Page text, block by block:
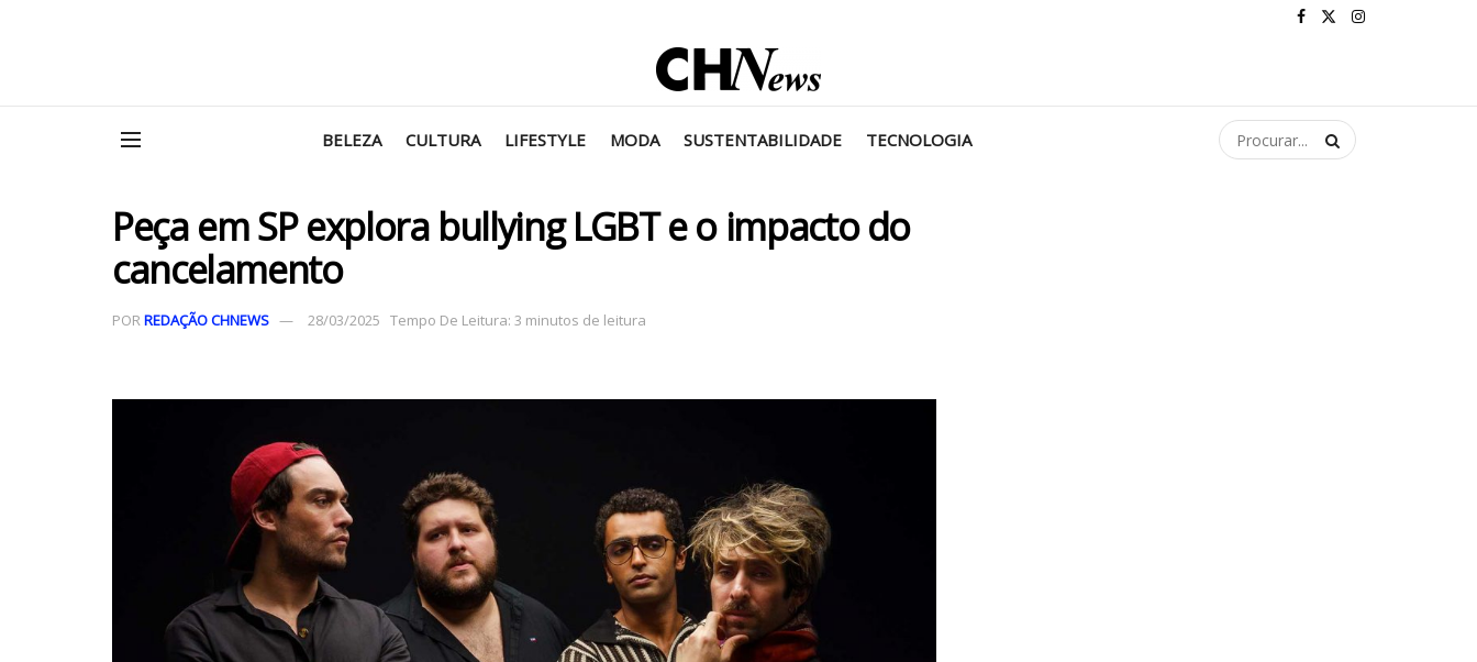
BELEZA CULTURA LIFESTYLE MODA SUSTENTABILIDADE TECNOLOGIA
Peça em SP explora bullying LGBT e o impacto do
cancelamento
POR REDAÇÃO CHNEWS 28/03/2025 Tempo De Leitura: 3 minutos de leitura